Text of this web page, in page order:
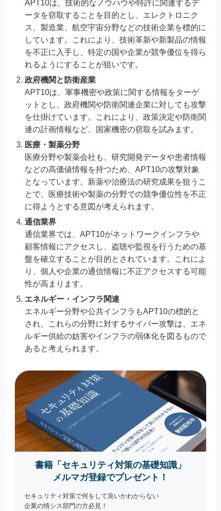
APT10は、技術的なノウハウや特許に関連するデ
ータを窃取することを目的とし、エレクトロニク
ス、製造業、航空宇宙分野などの技術企業を標的に
しています。これにより、技術革新や新製品の情報
を不正に入手し、特定の国や企業が競争優位を得ら
れるようにすることが狙いです。
政府機関と防衛産業
APT10は、軍事機密や政策に関する情報をターゲ
ットとし、政府機関や防衛関連企業に対しても攻撃
を仕掛けています。これにより、政策決定や防衛関
連の計画情報など、国家機密の窃取を試みます。
医療・製薬分野
医療分野や製薬会社も、研究開発データや患者情報
などの高価値情報を持つため、APT10の攻撃対象
となっています。新薬や治療法の研究成果を狙うこ
とで、医療技術や製薬の分野での競争優位性を不正
に得ようとする意図が考えられます。
通信業界
通信業界では、APT10がネットワークインフラや
顧客情報にアクセスし、盗聴や監視を行うための基
盤を確立することが目的とされています。これによ
り、個人や企業の通信情報に不正アクセスする可能
性が高まります。
エネルギー・インフラ関連
エネルギー分野や公共インフラもAPT10の標的と
され、これらの分野に対するサイバー攻撃は、エネ
ルギー供給の妨害やインフラの弱体化を図るもので
あると考えられます。
書籍「セキュリティ対策の基礎知識」
メルマガ登録でプレゼント！
セキュリティ対策で何をして良いかわからない
企業の情シス部門の方必見！